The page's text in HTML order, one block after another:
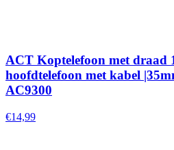
ACT Koptelefoon met draad
hoofdtelefoon met kabel
AC9300
€14,99